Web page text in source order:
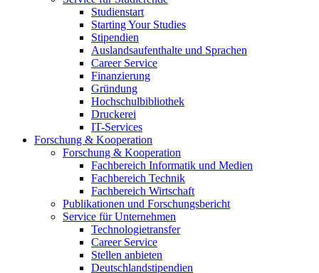
Studienstart
Starting Your Studies
Stipendien
Auslandsaufenthalte und Sprachen
Career Service
Finanzierung
Gründung
Hochschulbibliothek
Druckerei
IT-Services
Forschung & Kooperation
Forschung & Kooperation
Fachbereich Informatik und Medien
Fachbereich Technik
Fachbereich Wirtschaft
Publikationen und Forschungsbericht
Service für Unternehmen
Technologietransfer
Career Service
Stellen anbieten
Deutschlandstipendien